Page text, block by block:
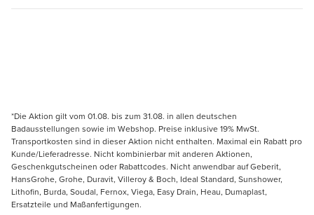
*Die Aktion gilt vom 01.08. bis zum 31.08. in allen deutschen
Badausstellungen sowie im Webshop. Preise inklusive 19% MwSt.
Transportkosten sind in dieser Aktion nicht enthalten. Maximal ein Rabatt pro
Kunde/Lieferadresse. Nicht kombinierbar mit anderen Aktionen,
Geschenkgutscheinen oder Rabattcodes. Nicht anwendbar auf Geberit,
HansGrohe, Grohe, Duravit, Villeroy & Boch, Ideal Standard, Sunshower,
Lithofin, Burda, Soudal, Fernox, Viega, Easy Drain, Heau, Dumaplast,
Ersatzteile und Maßanfertigungen.